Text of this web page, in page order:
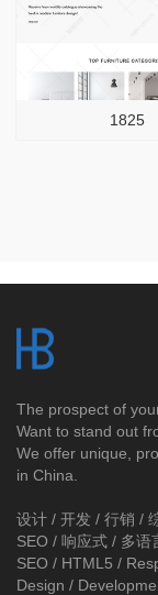
1825
The prospect of
Want to stand out
We offer unique,
in China.
设计 / 开发 / 行销 /
SEO / 响应式 / 多语
SEO / HTML5 /
Design /